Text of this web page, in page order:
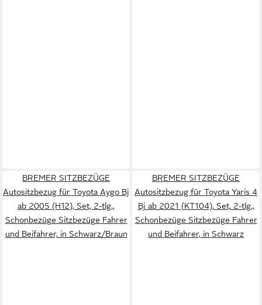
BREMER SITZBEZÜGE
Autositzbezug für Toyota Aygo Bj
ab 2005 (H12), Set, 2-tlg.,
Schonbezüge Sitzbezüge Fahrer
und Beifahrer, in Schwarz/Braun
BREMER SITZBEZÜGE
Autositzbezug für Toyota Yaris 4
Bj ab 2021 (KT104), Set, 2-tlg.,
Schonbezüge Sitzbezüge Fahrer
und Beifahrer, in Schwarz